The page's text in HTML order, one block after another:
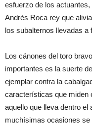
esfuerzo de los
Andrés Roca rey que
los subalternos llevadas
Los cánones del toro
importantes es la suerte
ejemplar contra la
características que miden
aquello que lleva dentro el
muchísimas ocasiones se